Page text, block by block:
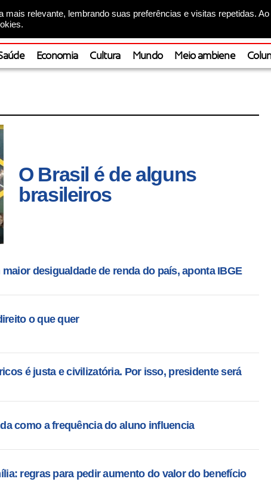
relevante, lembrando suas preferências e visitas repetidas. Ao
Economia Cultura Mundo Meio ambiene
O Brasil é de alguns
brasileiros
desigualdade de renda do país, aponta IBGE
o que quer
é justa e civilizatória. Por isso, presidente será
como a frequência do aluno influencia
regras para pedir aumento do valor do benefício